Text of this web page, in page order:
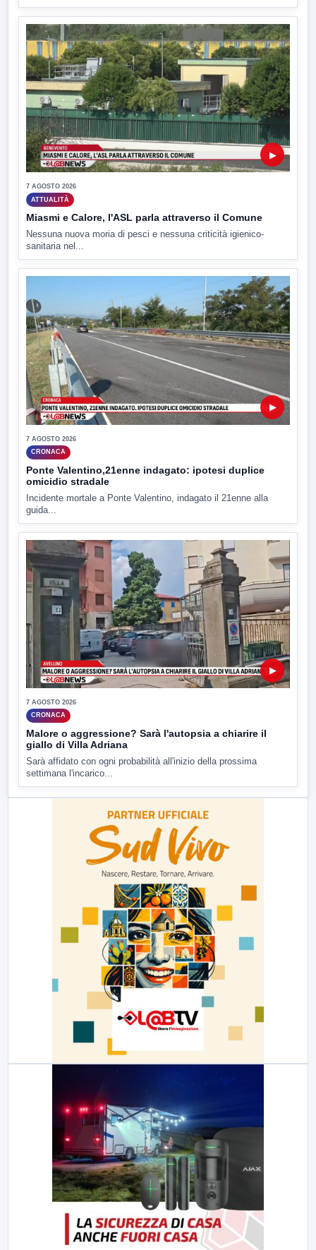
▶
7 AGOSTO 2026
ATTUALITÀ
Miasmi e Calore, l'ASL parla attraverso il Comune
Nessuna nuova moria di pesci e nessuna criticità igienico-
sanitaria nel...
▶
7 AGOSTO 2026
CRONACA
Ponte Valentino,21enne indagato: ipotesi duplice
omicidio stradale
Incidente mortale a Ponte Valentino, indagato il 21enne alla
guida...
▶
7 AGOSTO 2026
CRONACA
Malore o aggressione? Sarà l'autopsia a chiarire il
giallo di Villa Adriana
Sarà affidato con ogni probabilità all'inizio della prossima
settimana l'incarico...